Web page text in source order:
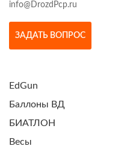
info@DrozdPcp.ru
ЗАДАТЬ ВОПРОС
EdGun
Баллоны ВД
БИАТЛОН
Весы